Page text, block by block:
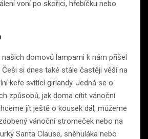
voní po skořici, hřebíčku nebo
domovů lampami k nám přišel
si dnes také stále častěji věší na
keře svítící girlandy. Jedná se o
způsobů, jak doma cítit vánoční
jít ještě o kousek dál, můžeme
vánoční stromeček nebo na
Santa Clause, sněhuláka nebo